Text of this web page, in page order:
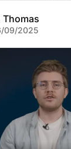
Thomas
09/2025